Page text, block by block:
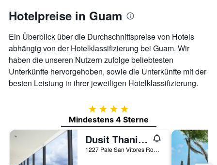
durchschnittlichen
Zimmerpreis
anzeigt
Hotelpreise in Guam
Ein Überblick über die Durchschnittspreise von Hotels
abhängig von der Hotelklassifizierung bei Guam. Wir
haben die unseren Nutzern zufolge beliebtesten
Unterkünfte hervorgehoben, sowie die Unterkünfte mit der
besten Leistung in ihrer jeweiligen Hotelklassifizierung.
4 Sterne
Mindestens 4 Sterne
Dusit Thani Guam Resort
1227 Pale San Vitores Road, Tamuning, Guam